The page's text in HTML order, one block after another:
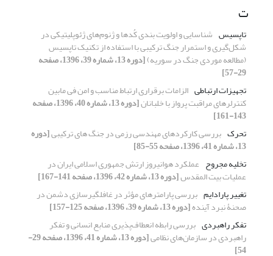
ت
تاپسیس شناسایی و اولویت بندی کُدها و ژنوم‌های ژئوپلیتیکی در
شکل‌گیری و استمرار جنگ ترکیبی با استفاده از تکنیک تاپسیس
(مطالعه موردی جنگ در سوریه) [دوره 13، شماره 39، 1396، صفحه
29-57]
تجهیزات ارتباطی الزامات برقراری ارتباط مناسب و امن فی مابین
کنترلرهای مراقبت پرواز با خلبانان [دوره 13، شماره 40، 1396، صفحه
143-161]
تحرک بررسی کارکردهای مهندسی رزمی در جنگ های ترکیبی[دوره
13، شماره 41، 1396، صفحه 55-85]
تخلیه مجروح عملکرد هوانیروز ارتش جمهوری اسلامی ایران در
عملیات بیت المقدس[دوره 13، شماره 42، 1396، صفحه 141-167]
تغییر پارادایم بررسی پارامترهای مؤثر در غافلگیرسازی دشمن در
صحنۀ نبرد آینده[دوره 13، شماره 39، 1396، صفحه 125-157]
تفکر راهبردی بررسی رابطه انعطاف‌پذیری منابع انسانی و تفکر
راهبردی در سازمان‌های نظامی [دوره 13، شماره 41، 1396، صفحه 29-
54]